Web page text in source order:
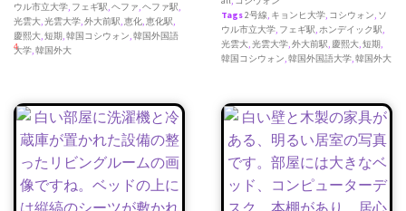
ウル市立大学, フェギ駅,ヘファ,ヘファ駅,
光雲大,光雲大学,外大前駅,恵化,恵化駅,
慶熙大,短期,韓国コシウォン,韓国外国語
大学,韓国外大
4
Tags2号線, キョンヒ大学, コシウォン, ソ
ウル市立大学, フェギ駅,ホンデイック駅,
光雲大,光雲大学,外大前駅, 慶熙大,短期,
韓国コシウォン,韓国外国語大学,韓国外大